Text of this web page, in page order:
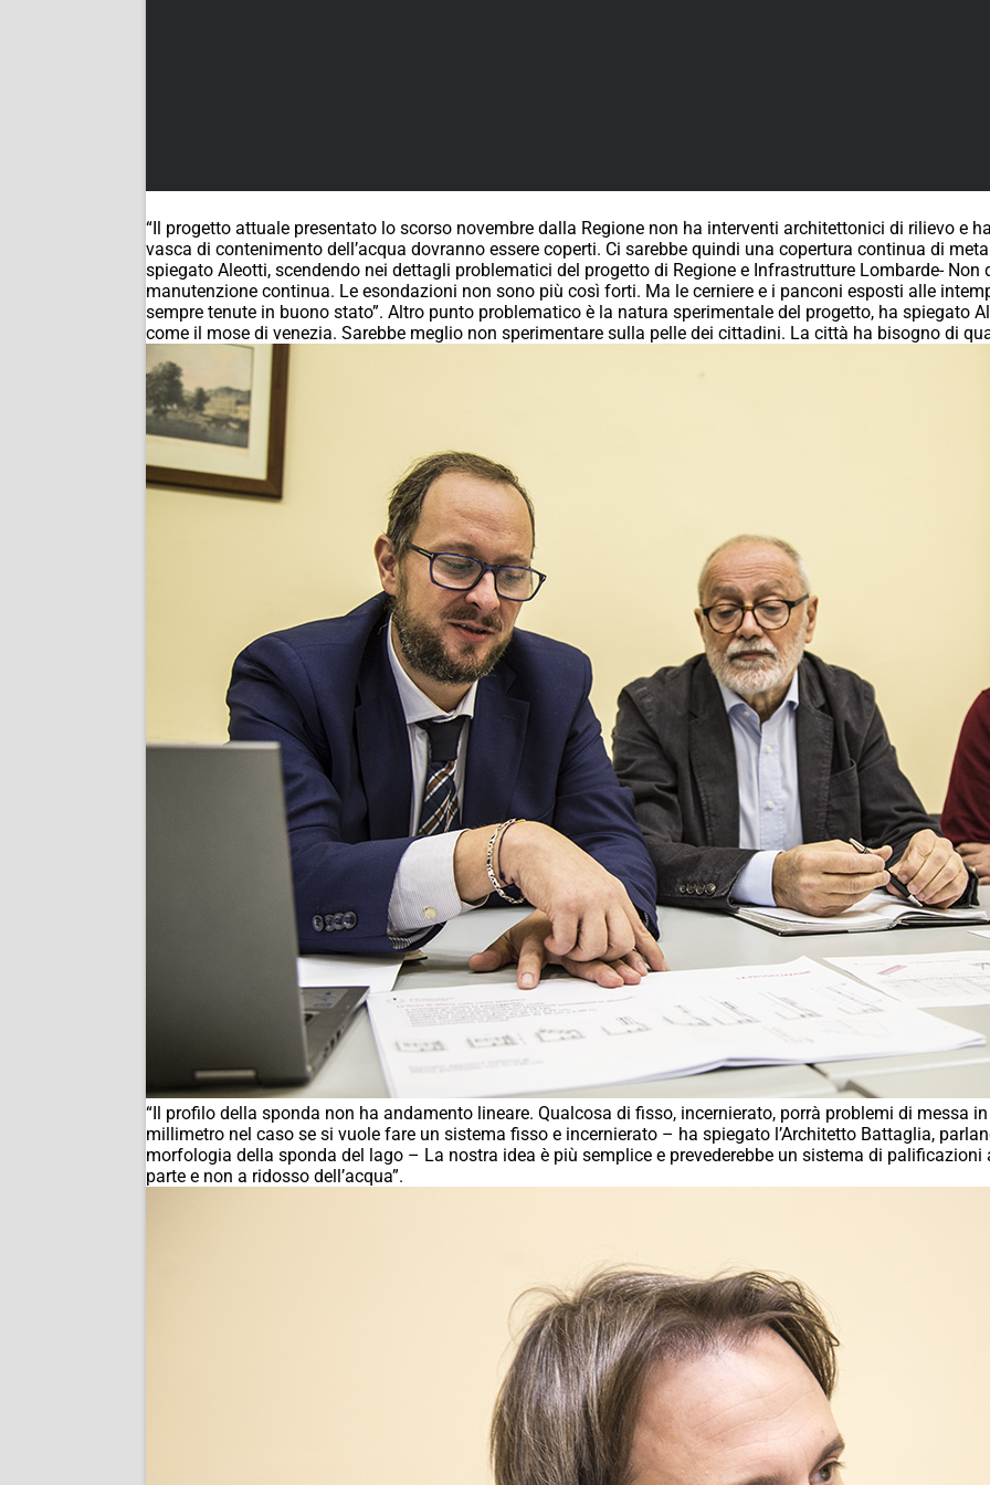
“Il progetto attuale presentato lo scorso novembre dalla Regione non ha interventi architettonici di rilievo e
vasca di contenimento dell’acqua dovranno essere coperti. Ci sarebbe quindi una copertura continua di
spiegato Aleotti, scendendo nei dettagli problematici del progetto di Regione e Infrastrutture Lombarde-
manutenzione continua. Le esondazioni non sono più così forti. Ma le cerniere e i panconi esposti alle
sempre tenute in buono stato”. Altro punto problematico è la natura sperimentale del progetto, ha spiegato
come il mose di venezia. Sarebbe meglio non sperimentare sulla pelle dei cittadini. La città ha bisogno di
“Il profilo della sponda non ha andamento lineare. Qualcosa di fisso, incernierato, porrà problemi di messa
millimetro nel caso se si vuole fare un sistema fisso e incernierato – ha spiegato l’Architetto Battaglia,
morfologia della sponda del lago – La nostra idea è più semplice e prevederebbe un sistema di
parte e non a ridosso dell’acqua”.